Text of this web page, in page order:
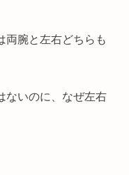
両腕と左右どちらも
ないのに、なぜ左右